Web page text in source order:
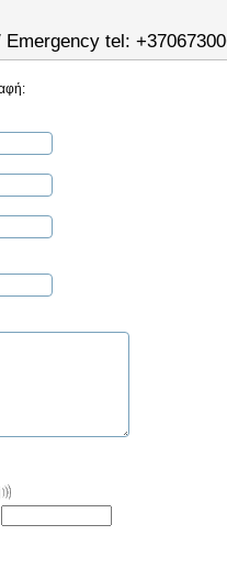
Emergency tel: